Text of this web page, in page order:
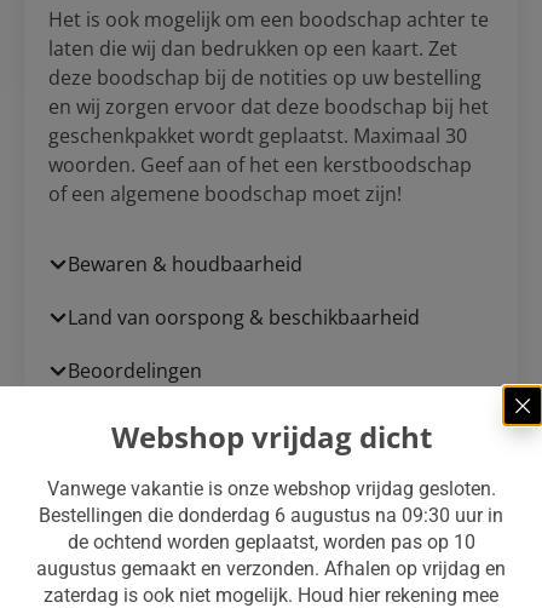
Het is ook mogelijk om een boodschap achter te
laten die wij dan bedrukken op een kaart. Zet
deze boodschap bij de notities op uw bestelling
en wij zorgen ervoor dat deze boodschap bij het
geschenkpakket wordt geplaatst. Maximaal 30
woorden. Geef aan of het een kerstboodschap
of een algemene boodschap moet zijn!
Bewaren & houdbaarheid
Land van oorspong & beschikbaarheid
Beoordelingen
Je zou ook kunnen houden van …
Webshop vrijdag dicht
Vanwege vakantie is onze webshop vrijdag gesloten.
Bestellingen die donderdag 6 augustus na 09:30 uur in
de ochtend worden geplaatst, worden pas op 10
augustus gemaakt en verzonden. Afhalen op vrijdag en
zaterdag is ook niet mogelijk. Houd hier rekening mee